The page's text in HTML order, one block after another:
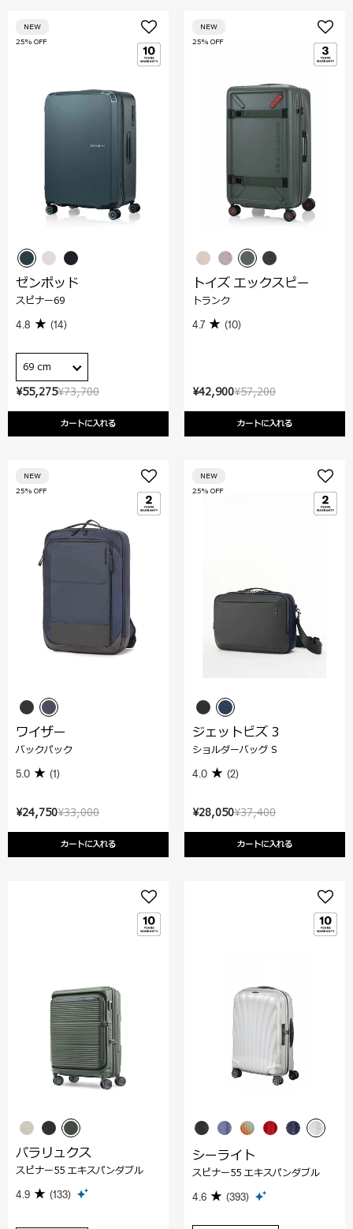
¥73,700
¥55,275
カートに入れる
25% OFF
NEW
ゼンポッド
スピナー69
4.8 (14)
69 cm
¥57,200
¥42,900
カートに入れる
25% OFF
NEW
トイズ エックスピー
トランク
4.7 (10)
¥33,000
¥24,750
カートに入れる
25% OFF
NEW
ワイザー
バックパック
5.0 (1)
¥37,400
¥28,050
カートに入れる
25% OFF
NEW
ジェットビズ 3
ショルダーバッグ S
4.0 (2)
パラリュクス
スピナー55 エキスパンダブル
4.9 (133)
シーライト
スピナー55 エキスパンダブル
4.6 (393)